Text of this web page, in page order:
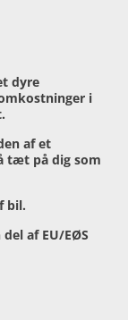
dyre
i
af et
tæt på dig som
bil.
af EU/EØS